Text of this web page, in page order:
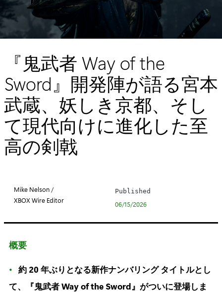
『鬼武者 Way of the
Sword』開発陣が語る宮本
武蔵、妖しき京都、そし
て現代向けに進化した至
高の剣戟
Mike Nelson /
XBOX Wire Editor
Published
06/15/2026
概要
約 20 年ぶりとなる新作ナンバリング タイトルとし
て、『鬼武者 Way of the Sword』がついに登場しま